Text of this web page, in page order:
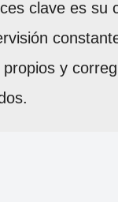
clave es su
y